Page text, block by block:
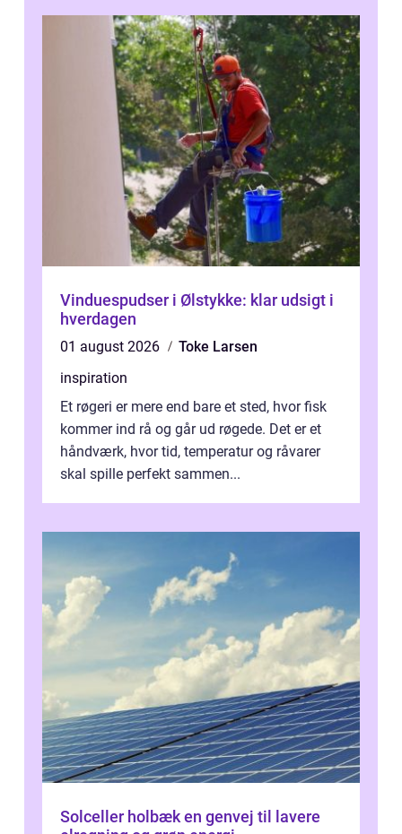
Vinduespudser i Ølstykke: klar udsigt i
hverdagen
01 august 2026
Toke Larsen
inspiration
Et røgeri er mere end bare et sted, hvor fisk
kommer ind rå og går ud røgede. Det er et
håndværk, hvor tid, temperatur og råvarer
skal spille perfekt sammen...
Solceller holbæk en genvej til lavere